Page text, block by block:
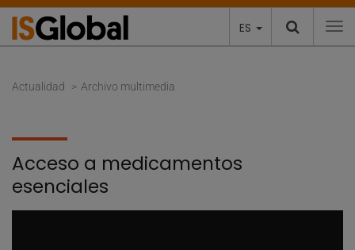
ES
Actualidad Archivo multimedia
Acceso a medicamentos
esenciales